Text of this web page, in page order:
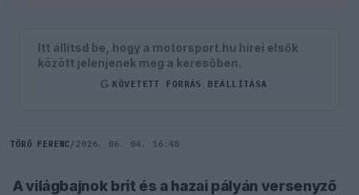
Itt állítsd be, hogy a motorsport.hu hírei elsők
között jelenjenek meg a keresőben.
G KÖVETETT FORRÁS BEÁLLÍTÁSA
TÖRŐ FERENC / 2026. 06. 04. 16:48
A világbajnok brit és a hazai pályán versenyző